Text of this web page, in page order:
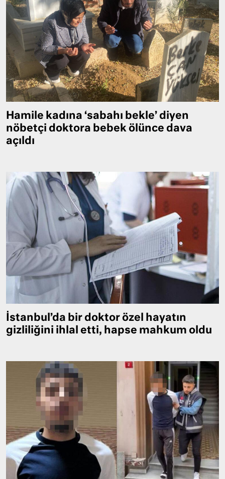
Hamile kadına ‘sabahı bekle’ diyen
nöbetçi doktora bebek ölünce dava
açıldı
İstanbul’da bir doktor özel hayatın
gizliliğini ihlal etti, hapse mahkum oldu